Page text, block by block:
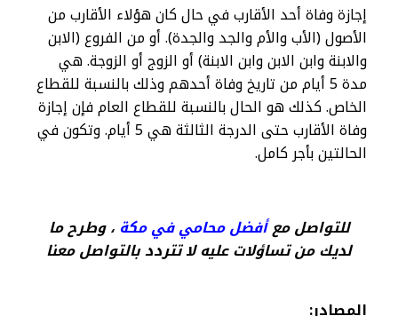
إجازة وفاة أحد الأقارب في حال كان هؤلاء الأقارب من
الأصول (الأب والأم والجد والجدة). أو من الفروع (الابن
والابنة وابن الابن وابن الابنة) أو الزوج أو الزوجة. هي
مدة 5 أيام من تاريخ وفاة أحدهم وذلك بالنسبة للقطاع
الخاص. كذلك هو الحال بالنسبة للقطاع العام فإن إجازة
وفاة الأقارب حتى الدرجة الثالثة هي 5 أيام. وتكون في
الحالتين بأجر كامل.
للتواصل معأفضل محامي في مكة ، وطرح ما
لديك من تساؤلات عليه لا تتردد بالتواصل معنا
المصادر: